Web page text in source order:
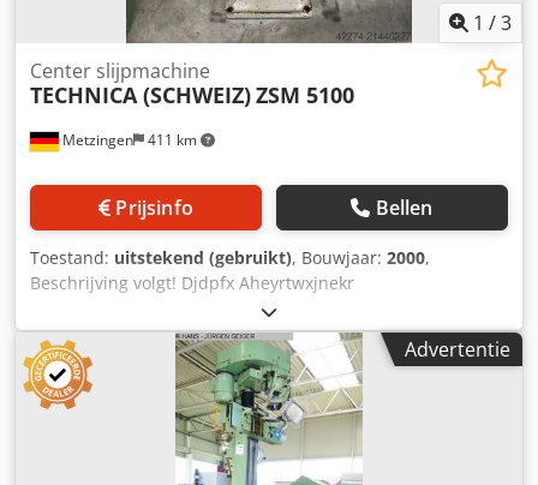
1 /3
Metzingen 411 km
Center slijpmachine
TECHNICA (SCHWEIZ)ZSM 5100
Prijsinfo Bellen
Toestand: uitstekend (gebruikt), Bouwjaar: 2000,
Beschrijving volgt! Djdpfx Aheyrtwxjnekr
Advertentie